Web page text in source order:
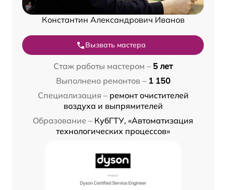
Константин Александрович Иванов
Вызвать мастера
Стаж работы мастером – 5 лет
Выполнено ремонтов – 1 150
Специализация – ремонт очистителей
воздуха и выпрямителей
Образование – КубГТУ, «Автоматизация
технологических процессов»